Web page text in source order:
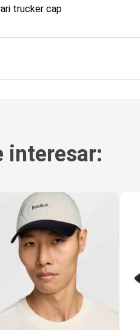
trucker cap
interesar: